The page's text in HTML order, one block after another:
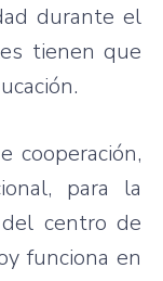
durante el
tienen que
cooperación,
para la
centro de
funciona en